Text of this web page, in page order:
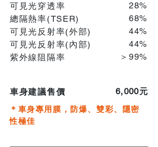
可見光穿透率
總隔熱率(TSER)
可見光反射率(外部)
可見光反射率(內部)
紫外線阻隔率
28%
68%
44%
​44%
＞99%
車身建議售價 ​6,000元
＊車身專用膜，防爆、雙彩、隱密
性極佳